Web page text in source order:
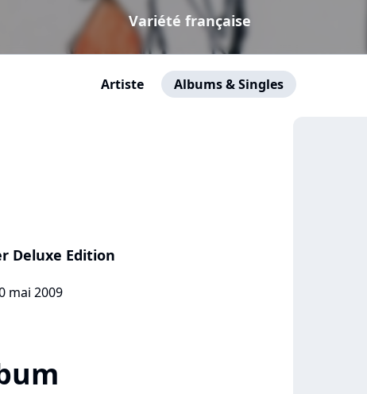
Variété française
Artiste Albums & Singles
Deluxe Edition
mai 2009